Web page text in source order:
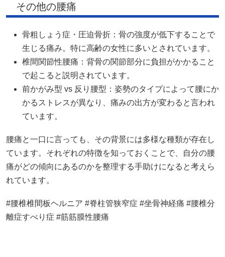
その他の腰痛
骨粗しょう症・圧迫骨折：骨の強度が低下することで
生じる痛み。特に高齢の女性に多いとされています。
椎間関節性腰痛：背骨の関節部分に負担がかかること
で起こると説明されています。
前かがみ型 vs 反り腰型：姿勢のタイプによって腰にか
かるストレスが異なり、痛みの出方が変わると言われ
ています。
腰痛と一口に言っても、その背景には多様な種類が存在し
ています。それぞれの特徴を知っておくことで、自分の腰
痛がどの傾向にあるのかを整理する手助けになると考えら
れています。
#腰椎椎間板ヘルニア #脊柱管狭窄症 #坐骨神経痛 #腰椎分
離症すべり症 #筋筋膜性腰痛